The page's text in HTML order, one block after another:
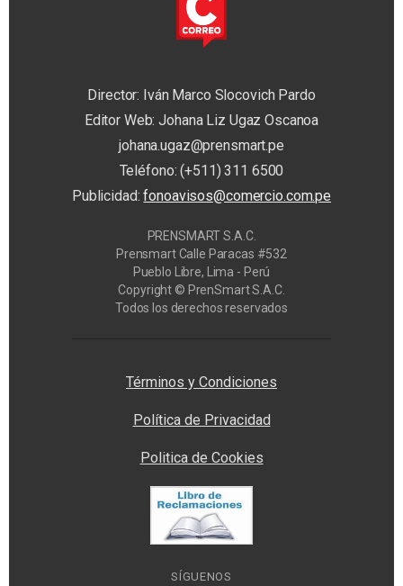
Director: Iván Marco Slocovich Pardo
Editor Web: Johana Liz Ugaz Oscanoa
johana.ugaz@prensmart.pe
Teléfono: (+511) 311 6500
Publicidad:fonoavisos@comercio.com.pe
PRENSMART S.A.C.
Prensmart Calle Paracas #532
Pueblo Libre, Lima - Perú
Copyright © PrenSmart S.A.C.
Todos los derechos reservados
Términos y Condiciones
Política de Privacidad
Politica de Cookies
SÍGUENOS